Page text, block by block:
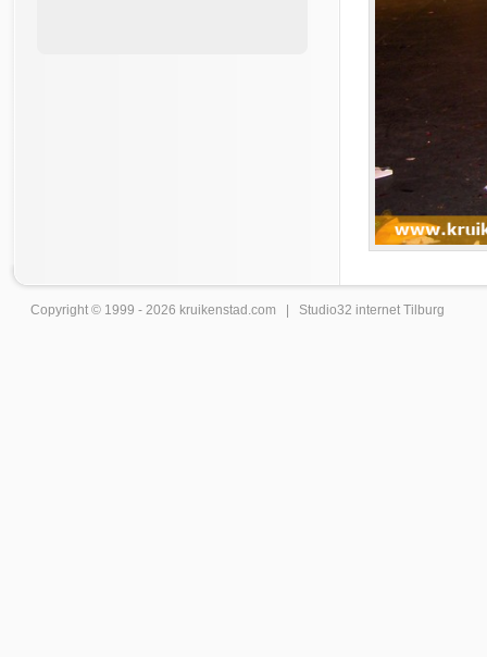
Copyright © 1999 - 2026 kruikenstad .com | Studio32 internet Tilburg